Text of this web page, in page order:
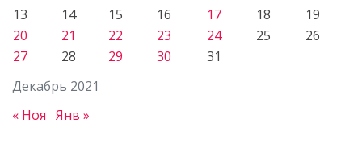
Декабрь 2021
13
14 15 16 17 18
19
20
21 22 23 24 25
26
27
28 29 30 31
« Ноя Янв »